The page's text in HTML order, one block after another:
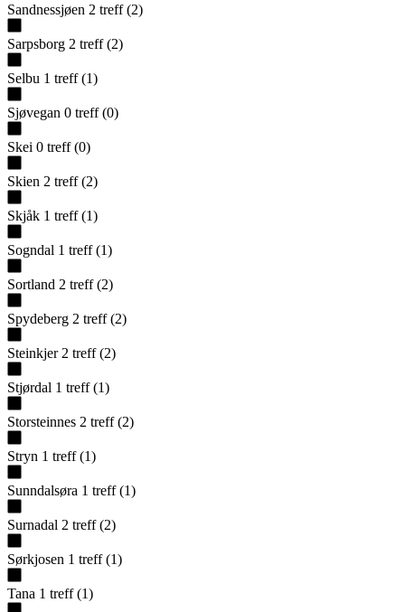
Sandnessjøen 2 treff (2)
Sarpsborg 2 treff (2)
Selbu 1 treff (1)
Sjøvegan 0 treff (0)
Skei 0 treff (0)
Skien 2 treff (2)
Skjåk 1 treff (1)
Sogndal 1 treff (1)
Sortland 2 treff (2)
Spydeberg 2 treff (2)
Steinkjer 2 treff (2)
Stjørdal 1 treff (1)
Storsteinnes 2 treff (2)
Stryn 1 treff (1)
Sunndalsøra 1 treff (1)
Surnadal 2 treff (2)
Sørkjosen 1 treff (1)
Tana 1 treff (1)